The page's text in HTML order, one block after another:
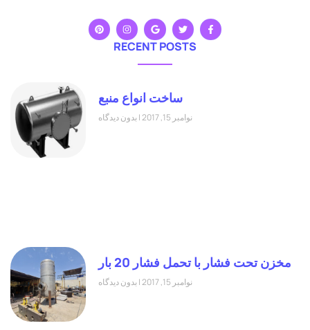
RECENT POSTS
ساخت انواع منبع
نوامبر 15, 2017 بدون دیدگاه
مخزن تحت فشار با تحمل فشار 20 بار
نوامبر 15, 2017 بدون دیدگاه